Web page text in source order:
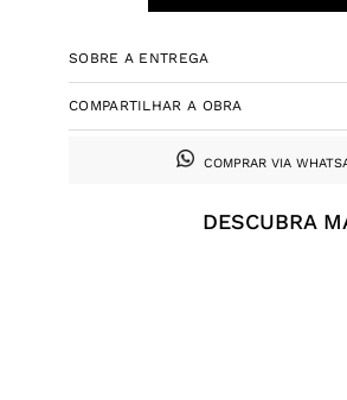
SOBRE A ENTREGA
COMPARTILHAR A OBRA
COMPRAR VIA
DESCUBRA